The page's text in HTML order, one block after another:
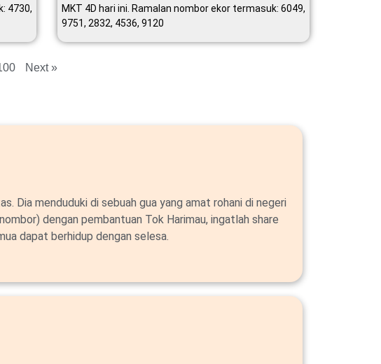
4730,
MKT 4D hari ini. Ramalan nombor ekor termasuk: 6049,
9751, 2832, 4536, 9120
Next »
Dia menduduki di sebuah gua yang amat rohani di negeri
dengan pembantuan Tok Harimau, ingatlah share
dapat berhidup dengan selesa.